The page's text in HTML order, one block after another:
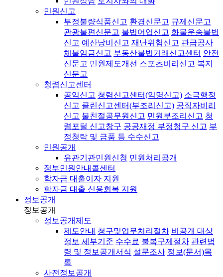
민원신고
부정불량식품신고 환경신문고 규제신문고
관광불편신문고 불법어업신고 화물운송불법
신고 예산낭비신고 재난위험신고 관급공사
체불임금신고 부동산불법거래신고센터 안전
신문고 민원제도개선 스포츠비리신고 복지
신문고
청렴신고센터
공익신고 청렴신고센터(익명신고) 소극행정
신고 클린신고센터(부조리신고) 공직자비리
신고 불친절공무원신고 민원부조리신고 청
렴포털 신고창구 공공재정 부정청구 신고 부
정청탁 및 금품 등 수수신고
민원공개
유관기관민원신청 민원처리공개
정부민원안내콜센터
학자금 대출이자 지원
학자금 대출 신용회복 지원
정보공개
정보공개
정보공개제도
제도안내 청구및업무처리절차 비공개 대상
정보 세부기준 수수료 불복구제절차 관련법
령 및 정보공개서식 설문조사 정보(문서)목
록
사전정보공개